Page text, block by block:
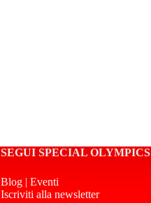
SEGUI SPECIAL OLYMPICS
Blog| Eventi
Iscriviti alla newsletter